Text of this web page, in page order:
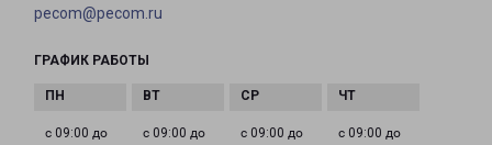
pecom@pecom.ru
ГРАФИК РАБОТЫ
с 09:00 до
с 09:00 до
с 09:00 до
с 09:00 до